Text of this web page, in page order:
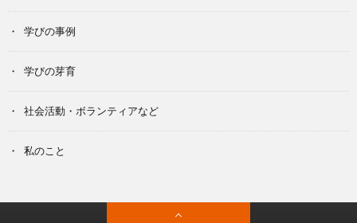
学びの事例
学びの芽育
社会活動・ボランティアなど
私のこと